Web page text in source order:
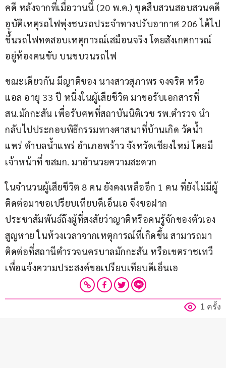
คดี หลังจากที่เมื่อวานนี้ (20 พ.ค.) ชุดสืบสวนสอบสวนคดี
อุบัติเหตุรถไฟพุ่งชนรถประจำทางปรับอากาศ 206 ได้ไป
ขึ้นรถไฟทดสอบเหตุการณ์เสมือนจริง โดยสังเกตการณ์
อยู่ห้องคนขับ บนขบวนรถไฟ
ขณะเดียวกัน มีญาติของ นางสาวสุภาพร จงจริต หรือ
แอล อายุ 33 ปี หนึ่งในผู้เสียชีวิต มาขอรับเอกสารที่
สน.มักกะสัน เพื่อรับศพที่สถาบันนิติเวช รพ.ตำรวจ นำ
กลับไปประกอบพิธีกรรมทางศาสนาที่บ้านเกิด วัดน้ำ
แพร่ ตำบลน้ำแพร่ อำเภอพร้าว จังหวัดเชียงใหม่ โดยมี
เจ้าหน้าที่ ขสมก. มาอำนวยความสะดวก
ในจำนวนผู้เสียชีวิต 8 คน ยังคงเหลืออีก 1 คน ที่ยังไม่มีผู้
ติดต่อมาขอเปรียบเทียบดีเอ็นเอ จึงขอฝาก
ประชาสัมพันธ์ถึงผู้ที่สงสัยว่าญาติหรือคนรู้จักของตัวเอง
สูญหาย ในห้วงเวลาจากเหตุการณ์ที่เกิดขึ้น สามารถมา
ติดต่อที่สถานีตำรวจนครบาลมักกะสัน หรือเขตราชเทวี
เพื่อแจ้งความประสงค์ขอเปรียบเทียบดีเอ็นเอ
1 ครั้ง